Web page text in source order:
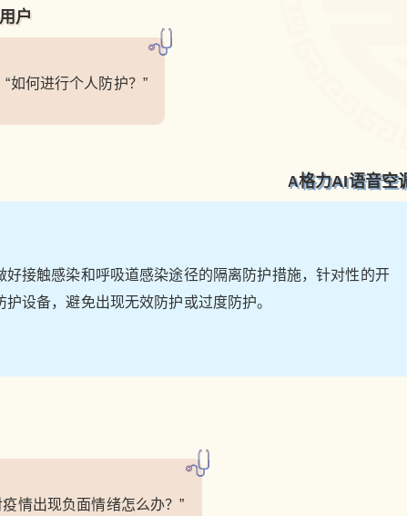
用户
“如何进行个人防护？”
A格力AI语音空
接触感染和呼吸道感染途径的隔离防护措施，针对性的开
设备，避免出现无效防护或过度防护。
疫情出现负面情绪怎么办？”
技能全新上线 科学有效防护，守护全家安全
为了更科学地普及疫情知识，加深人们对疫情
的防控认知，格力AI语音空调疫情问答技能全新
2 5 10
付费内容
¥
立刻支付